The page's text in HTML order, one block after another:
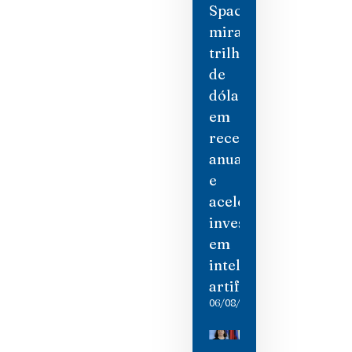
SpaceX
mira
trilhão
de
dólares
em
receita
anual
e
acelera
investimento
em
inteligência
artificial
06/08/2026